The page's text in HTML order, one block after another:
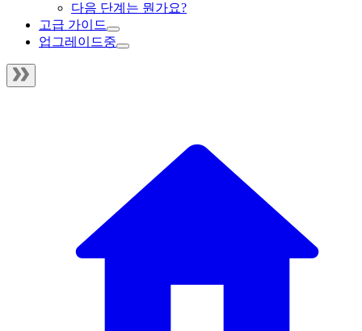
다음 단계는 뭔가요?
고급 가이드
업그레이드중